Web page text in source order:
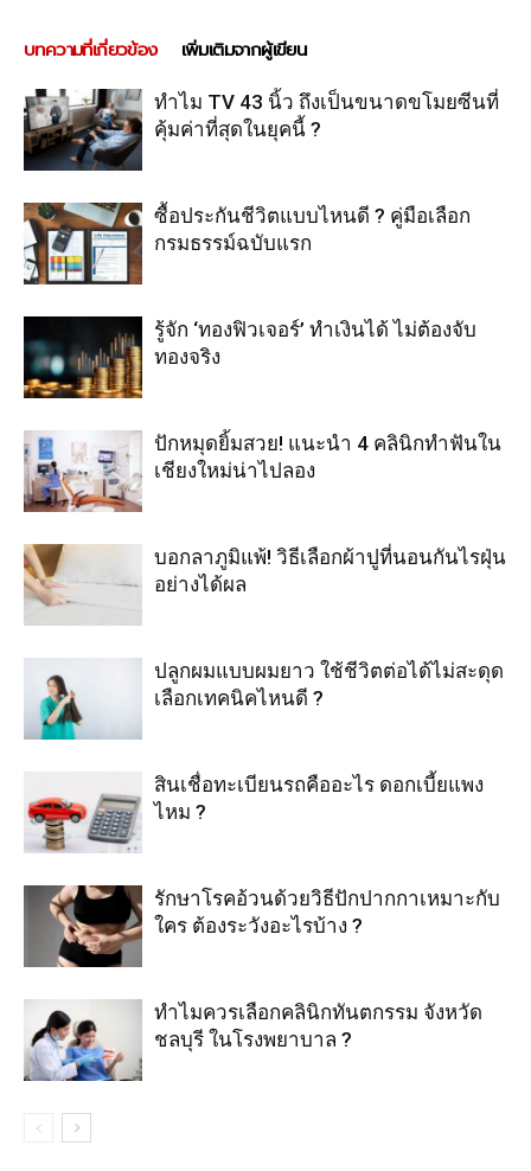
บทความที่เกี่ยวข้อง เพิ่มเติมจากผู้เขียน
ทำไม TV 43 นิ้ว ถึงเป็นขนาดขโมยซีนที่
คุ้มค่าที่สุดในยุคนี้ ?
ซื้อประกันชีวิตแบบไหนดี ? คู่มือเลือก
กรมธรรม์ฉบับแรก
รู้จัก ‘ทองฟิวเจอร์’ ทำเงินได้ ไม่ต้องจับ
ทองจริง
ปักหมุดยิ้มสวย! แนะนำ 4 คลินิกทำฟันใน
เชียงใหม่น่าไปลอง
บอกลาภูมิแพ้! วิธีเลือกผ้าปูที่นอนกันไรฝุ่น
อย่างได้ผล
ปลูกผมแบบผมยาว ใช้ชีวิตต่อได้ไม่สะดุด
เลือกเทคนิคไหนดี ?
สินเชื่อทะเบียนรถคืออะไร ดอกเบี้ยแพง
ไหม ?
รักษาโรคอ้วนด้วยวิธีปักปากกาเหมาะกับ
ใคร ต้องระวังอะไรบ้าง ?
ทำไมควรเลือกคลินิกทันตกรรม จังหวัด
ชลบุรี ในโรงพยาบาล ?